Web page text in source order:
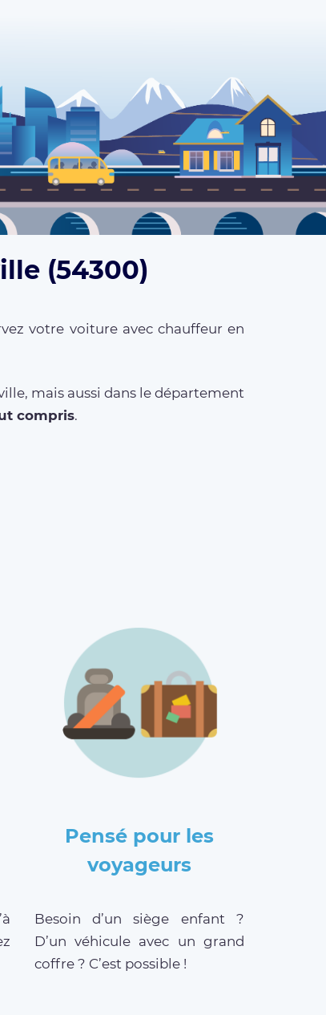
(54300)
votre voiture avec chauffeur en
mais aussi dans le département
compris.
Pensé pour les
voyageurs
Besoin d’un siège enfant ?
D’un véhicule avec un grand
coffre ? C’est possible !